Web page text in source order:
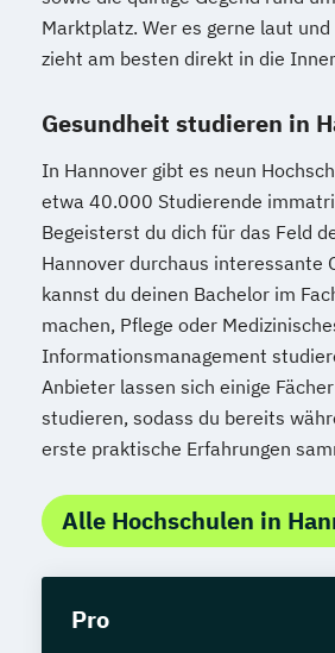
Marktplatz. Wer es gerne laut und
zieht am besten direkt in die
Gesundheit studieren in
In Hannover gibt es neun
etwa 40.000 Studierende
Begeisterst du dich für das Feld
Hannover durchaus interessante
kannst du deinen Bachelor im
machen, Pflege oder
Informationsmanagement
Anbieter lassen sich einige
studieren, sodass du bereits
erste praktische Erfahrungen
Alle Hochschulen in
Pro